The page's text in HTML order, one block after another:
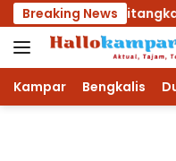
Langsung
ke
konten
Breaking News
Ditangkap Anak
Kampar Bengkalis